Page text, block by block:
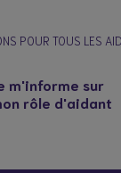
POUR TOUS LES
m'informe sur
rôle d'aidant